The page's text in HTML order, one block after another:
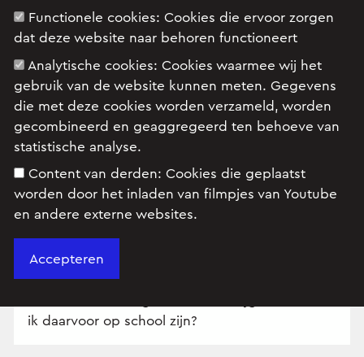
Ik ga voor (een soort van) profielwerkstuk naar
verschillende factoren kijken die beinvloeden
hoeveel kracht er nodig is om een haar te laten
breken. Nou zit ik nog een beetje in de knoop
met hoe ik het experiment ga opzetten. Ik
dacht, wat heel effectief is, is om een
weegschaal te nemen, daar een massa op te
zetten (paar kg), en de haar gewoon kapot te
trekken. Als de weegschaal een beetje
nauwkeurig is krijg je goede resultaten lijkt mij.
Ook hoorde ik dat er apparaatjes zijn om hele
dunne voorwerpen (haren) te meten, maar
ik daarvoor op school zijn?
Functionele cookies: Cookies die ervoor zorgen
dat deze website naar behoren functioneert
Analytische cookies: Cookies waarmee wij het
gebruik van de website kunnen meten. Gegevens
die met deze cookies worden verzameld, worden
gecombineerd en geaggregeerd ten behoeve van
statistische analyse.
Content van derden: Cookies die geplaatst
worden door het inladen van filmpjes van Youtube
en andere externe websites.